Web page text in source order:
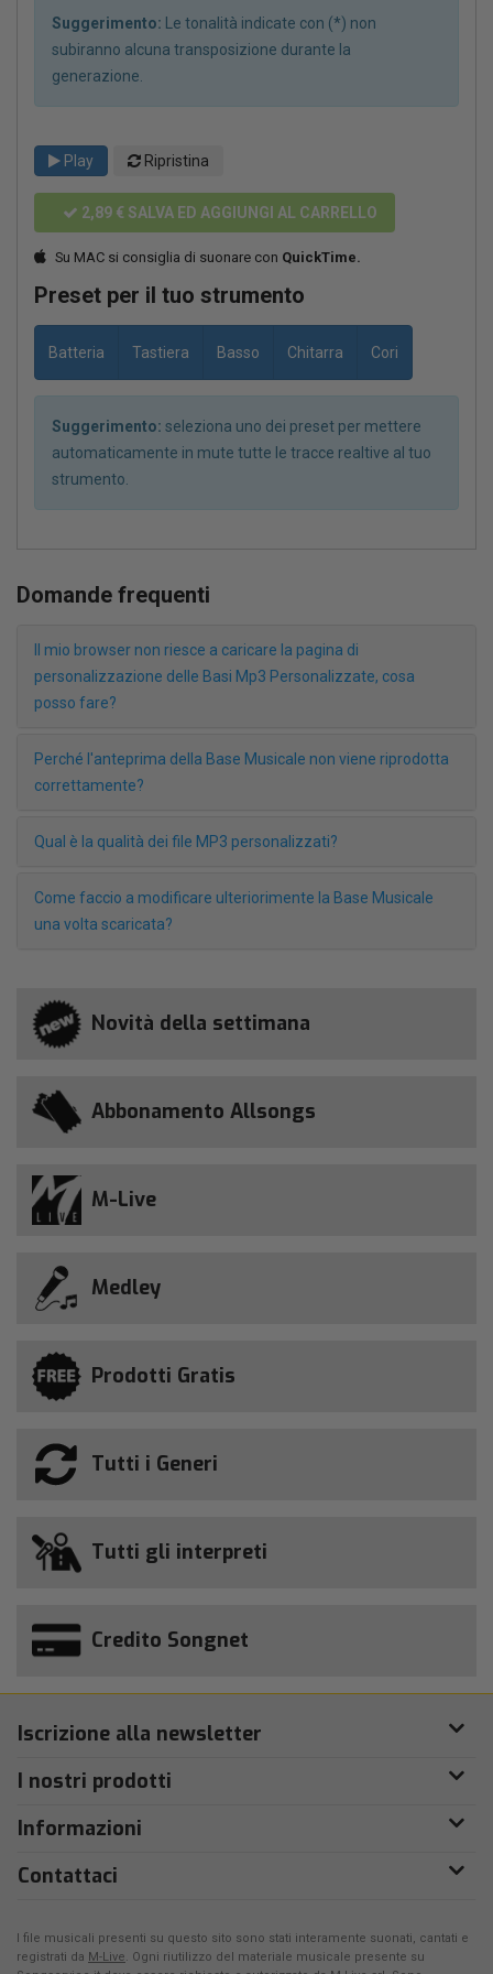
Suggerimento: Le tonalità indicate con (*) non
subiranno alcuna transposizione durante la
generazione.
Play Ripristina
2,89 € SALVA ED AGGIUNGI AL CARRELLO
Su MAC si consiglia di suonare con QuickTime.
Preset per il tuo strumento
Batteria Tastiera Basso Chitarra Cori
Suggerimento: seleziona uno dei preset per mettere
automaticamente in mute tutte le tracce realtive al tuo
strumento.
Domande frequenti
Il mio browser non riesce a caricare la pagina di
personalizzazione delle Basi Mp3 Personalizzate, cosa
posso fare?
Perché l'anteprima della Base Musicale non viene riprodotta
correttamente?
Qual è la qualità dei file MP3 personalizzati?
Come faccio a modificare ulteriorimente la Base Musicale
una volta scaricata?
Novità della settimana
Abbonamento Allsongs
M-Live
Medley
Prodotti Gratis
Tutti i Generi
Tutti gli interpreti
Credito Songnet
Iscrizione alla newsletter
I nostri prodotti
Informazioni
Contattaci
I file musicali presenti su questo sito sono stati interamente suonati, cantati e
registrati da M-Live. Ogni riutilizzo del materiale musicale presente su